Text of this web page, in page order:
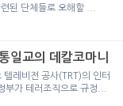
된 단체들로 오해할 ...
일교의 데칼코마니
레비전 공사(TRT)의 인터
가 테러조직으로 규정...